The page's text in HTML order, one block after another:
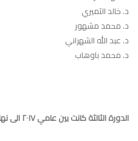
د. خالد الثميري
د. محمد مشهور
د. عبد الله الشهراني
د. محمد باوهاب
الدورة الثالثة كانت بين عامي ٢٠١٧ الى نهاية عام ٢٠٢١م